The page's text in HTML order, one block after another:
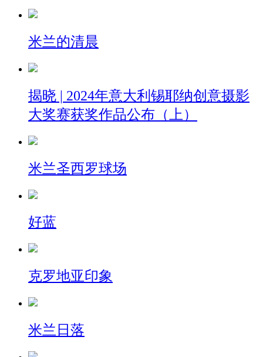
米兰的清晨
揭晓 | ​2024年意大利锡耶纳创意摄影
大奖赛获奖作品公布（上）
米兰圣西罗球场
好蓝
克罗地亚印象
米兰日落